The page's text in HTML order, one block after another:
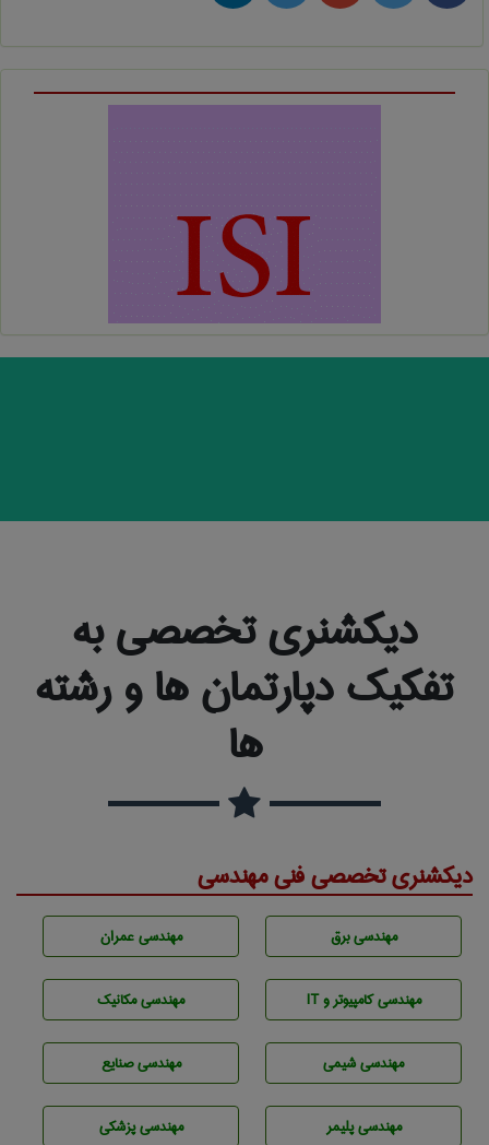
دیکشنری تخصصی به
تفکیک دپارتمان ها و رشته
ها
دیکشنری تخصصی فنی مهندسی
مهندسی برق مهندسی عمران
مهندسی كامپيوتر و IT مهندسی مکانیک
مهندسي شيمی مهندسی صنايع
مهندسی پليمر مهندسی پزشکی